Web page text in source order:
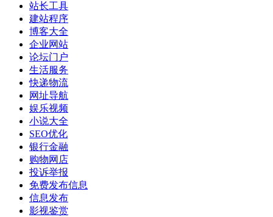
站长工具
建站程序
博客大全
企业网站
论坛门户
生活服务
快递物流
网址导航
娱乐视频
小说大全
SEO优化
银行金融
购物网店
投诉举报
免费发布信息
信息发布
影视鉴赏